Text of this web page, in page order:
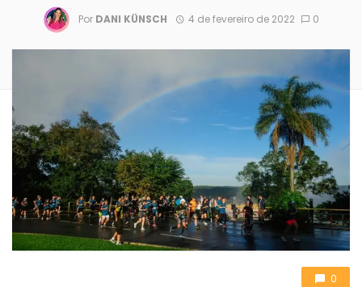
Por DANI KÜNSCH 4 de fevereiro de 2022 0
0